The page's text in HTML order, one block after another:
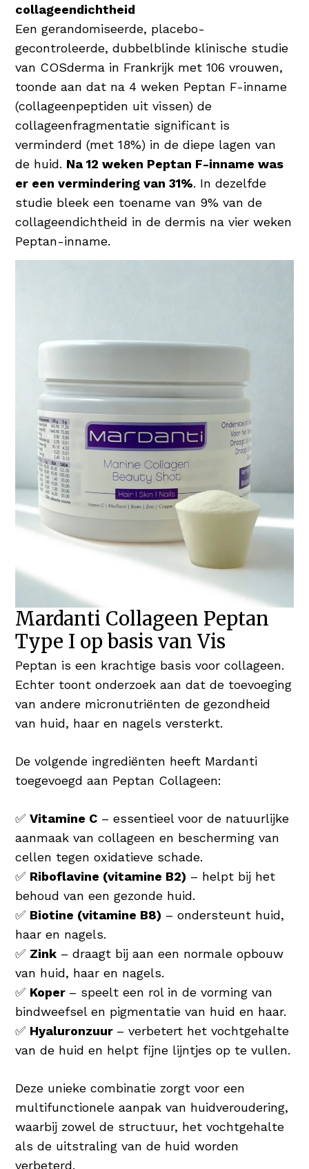
collageendichtheid
Een gerandomiseerde, placebo-
gecontroleerde, dubbelblinde klinische studie
van COSderma in Frankrijk met 106 vrouwen,
toonde aan dat na 4 weken Peptan F-inname
(collageenpeptiden uit vissen) de
collageenfragmentatie significant is
verminderd (met 18%) in de diepe lagen van
de huid. Na 12 weken Peptan F-inname was
er een vermindering van 31%. In dezelfde
studie bleek een toename van 9% van de
collageendichtheid in de dermis na vier weken
Peptan-inname.
Mardanti Collageen Peptan
Type I op basis van Vis
Peptan is een krachtige basis voor collageen.
Echter toont onderzoek aan dat de toevoeging
van andere micronutriënten de gezondheid
van huid, haar en nagels versterkt.
De volgende ingrediënten heeft Mardanti
toegevoegd aan Peptan Collageen:
✅Vitamine C – essentieel voor de natuurlijke
aanmaak van collageen en bescherming van
cellen tegen oxidatieve schade.
✅ Riboflavine (vitamine B2) – helpt bij het
behoud van een gezonde huid.
✅ Biotine (vitamine B8) – ondersteunt huid,
haar en nagels.
✅ Zink – draagt bij aan een normale opbouw
van huid, haar en nagels.
✅ Koper – speelt een rol in de vorming van
bindweefsel en pigmentatie van huid en haar.
✅ Hyaluronzuur – verbetert het vochtgehalte
van de huid en helpt fijne lijntjes op te vullen.
Deze unieke combinatie zorgt voor een
multifunctionele aanpak van huidveroudering,
waarbij zowel de structuur, het vochtgehalte
als de uitstraling van de huid worden
verbeterd.